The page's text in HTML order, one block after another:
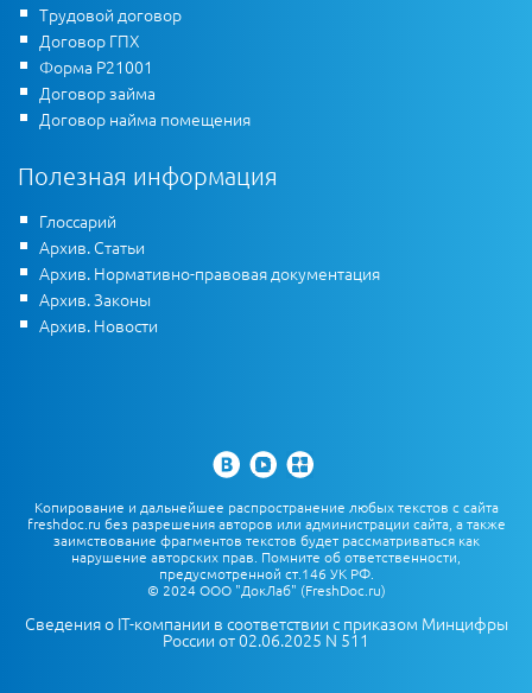
Трудовой договор
Договор ГПХ
Форма Р21001
Договор займа
Договор найма помещения
Полезная информация
Глоссарий
Архив. Статьи
Архив. Нормативно-правовая документация
Архив. Законы
Архив. Новости
Копирование и дальнейшее распространение любых текстов с сайта
freshdoc.ru без разрешения авторов или администрации сайта, а также
заимствование фрагментов текстов будет рассматриваться как
нарушение авторских прав. Помните об ответственности,
предусмотренной ст.146 УК РФ.
© 2024 ООО "ДокЛаб" (FreshDoc.ru)
Сведения о IT-компании в соответствии с приказом Минцифры
России от 02.06.2025 N 511